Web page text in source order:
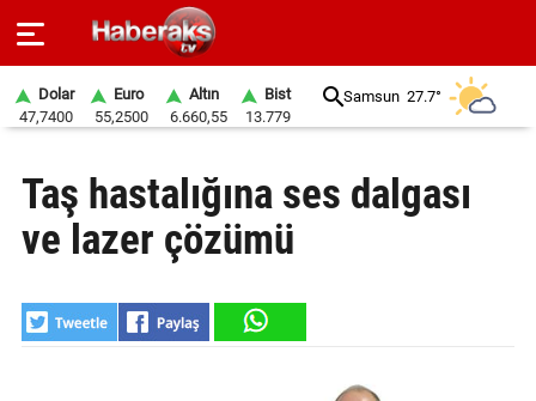
SPOR
YAŞAM
EKONOMİ
Dolar
47,7400
Euro
55,2500
Altın
6.660,55
Bist
13.779
Samsun 27.7°
Taş hastalığına ses dalgası
ve lazer çözümü